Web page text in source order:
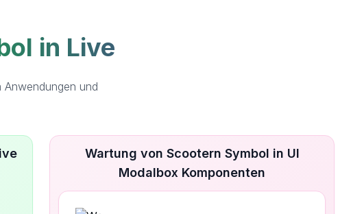
in Live
und
Wartung von Scootern Symbol in UI
Modalbox Komponenten